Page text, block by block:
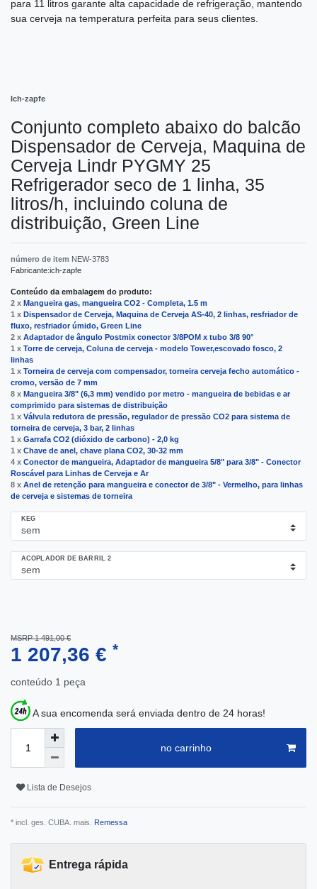
para 11 litros garante alta capacidade de refrigeração, mantendo
sua cerveja na temperatura perfeita para seus clientes.
Ich-zapfe
Conjunto completo abaixo do balcão
Dispensador de Cerveja, Maquina de
Cerveja Lindr PYGMY 25
Refrigerador seco de 1 linha, 35
litros/h, incluindo coluna de
distribuição, Green Line
número de item NEW-3783
Fabricante:ich-zapfe
Conteúdo da embalagem do produto:
2 x Mangueira gas, mangueira CO2 - Completa, 1.5 m
1 x Dispensador de Cerveja, Maquina de Cerveja AS-40, 2 linhas, resfriador de
fluxo, resfriador úmido, Green Line
2 x Adaptador de ângulo Postmix conector 3/8POM x tubo 3/8 90°
1 x Torre de cerveja, Coluna de cerveja - modelo Tower,escovado fosco, 2
linhas
1 x Torneira de cerveja com compensador, torneira cerveja fecho automático -
cromo, versão de 7 mm
8 x Mangueira 3/8" (6,3 mm) vendido por metro - mangueira de bebidas e ar
comprimido para sistemas de distribuição
1 x Válvula redutora de pressão, regulador de pressão CO2 para sistema de
torneira de cerveja, 3 bar, 2 linhas
1 x Garrafa CO2 (dióxido de carbono) - 2,0 kg
1 x Сhave de anel, chave plana CO2, 30-32 mm
4 x Conector de mangueira, Adaptador de mangueira 5/8" para 3/8" - Conector
Roscável para Linhas de Cerveja e Ar
8 x Anel de retenção para mangueira e conector de 3/8" - Vermelho, para linhas
de cerveja e sistemas de torneira
KEG
ACOPLADOR DE BARRIL 2
MSRP 1 491,00 €
1 207,36 € *
conteúdo 1 peça
A sua encomenda será enviada dentro de 24 horas!
no carrinho
Lista de Desejos
* incl. ges. CUBA. mais. Remessa
Entrega rápida